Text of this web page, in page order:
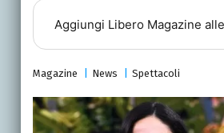
Aggiungi Libero Magazine
Magazine News Spettacoli